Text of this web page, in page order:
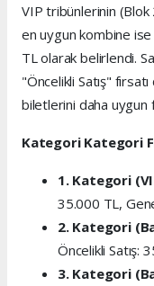
VIP tribünlerinin (Blok
en uygun kombine ise
TL olarak belirlendi.
"Öncelikli Satış"
biletlerini daha uygun
Kategori Kategori
1. Kategori
35.000 TL,
2. Kategori
Öncelikli Satış:
3. Kategori